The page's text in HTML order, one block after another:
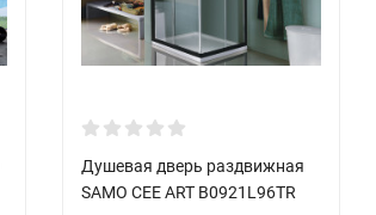
Душевая дверь раздвижная
SAMO CEE ART B0921L96TR